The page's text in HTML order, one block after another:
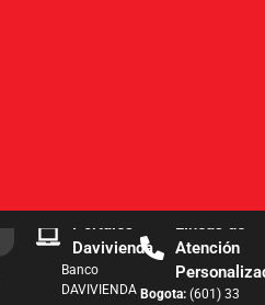
Portales
Davivienda
Banco
DAVIVIENDA
Líneas de
Atención
Bogota: (601) 33